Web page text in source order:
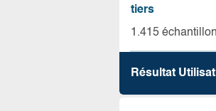
tiers
1.415
Résultat